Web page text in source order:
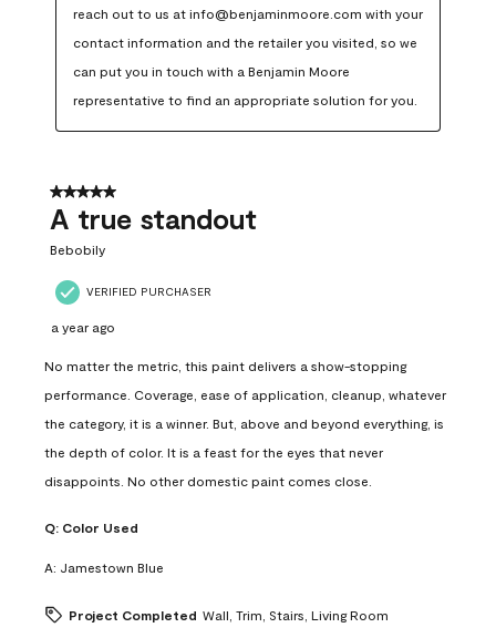
reach out to us at info@benjaminmoore.com with your
contact information and the retailer you visited, so we
can put you in touch with a Benjamin Moore
representative to find an appropriate solution for you.
5 out of 5 stars.
A true standout
Bebobily
VERIFIED PURCHASER
a year ago
No matter the metric, this paint delivers a show-stopping
performance. Coverage, ease of application, cleanup, whatever
the category, it is a winner. But, above and beyond everything, is
the depth of color. It is a feast for the eyes that never
disappoints. No other domestic paint comes close.
Q: Color Used
A: Jamestown Blue
Project Completed Wall, Trim, Stairs, Living Room